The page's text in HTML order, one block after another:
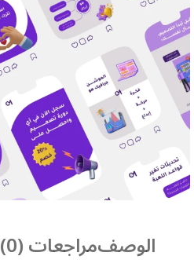
الوصفمراجعات (0)